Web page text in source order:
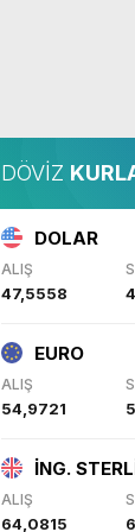
DÖVİZ
DOLAR
ALIŞ
47,5558
EURO
ALIŞ
54,9721
İNG.
ALIŞ
64,0815